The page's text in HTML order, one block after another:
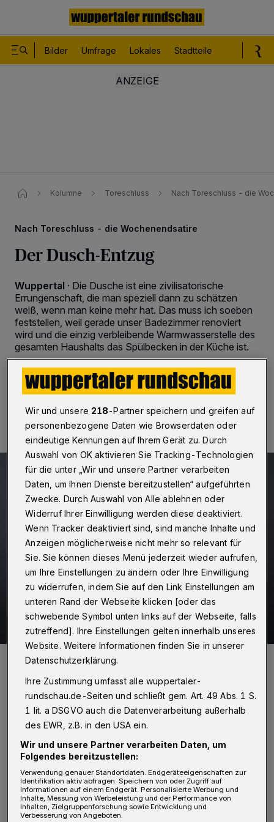
Bilder Umfrage Lokales Stadtteile
Kolumne Toreschluss Nach Toreschluss - die
Nach Toreschluss - die Wochenendsatire
Der Dusch-Entzug
Wuppertal · Die Dusche ist eine zivilisatorische
Errungenschaft, die man speziell dann zu schätzen
weiß, wenn man keine mehr hat. Das muss ich soeben
feststellen, weil gerade unser Badezimmer renoviert
wird und die einzig verbleibende Warmwasserstelle des
gesamten Haushalts das Spülbecken in der Küche ist.
21.03.2021 , 08:00 Uhr 2 Minuten Lesezeit
Roderich Trapp.
Von Roderich Trapp
D as ist schon insofern fatal, weil mir
unter der Dusche immer die besten
Wir und unsere 218-Partner speichern und greifen auf
personenbezogene Daten wie Browserdaten oder
eindeutige Kennungen auf Ihrem Gerät zu. Durch
Auswahl von OK aktivieren Sie Tracking-Technologien
für die unter „Wir und unsere Partner verarbeiten
Daten, um Ihnen Dienste bereitzustellen“ aufgeführten
Zwecke. Durch Auswahl von Alle ablehnen oder
Widerruf Ihrer Einwilligung werden diese deaktiviert.
Wenn Tracker deaktiviert sind, sind manche Inhalte und
Anzeigen möglicherweise nicht mehr so relevant für
Sie. Sie können dieses Menü jederzeit wieder aufrufen,
um Ihre Einstellungen zu ändern oder Ihre Einwilligung
zu widerrufen, indem Sie auf den Link Einstellungen am
unteren Rand der Webseite klicken [oder das
schwebende Symbol unten links auf der Webseite, falls
zutreffend]. Ihre Einstellungen gelten innerhalb unseres
Website. Weitere Informationen finden Sie in unserer
Datenschutzerklärung.
Ihre Zustimmung umfasst alle wuppertaler-
rundschau.de-Seiten und schließt gem. Art. 49 Abs. 1 S.
1 lit. a DSGVO auch die Datenverarbeitung außerhalb
des EWR, z.B. in den USA ein.
Wir und unsere Partner verarbeiten Daten, um
Folgendes bereitzustellen:
Verwendung genauer Standortdaten. Endgeräteeigenschaften zur
Identifikation aktiv abfragen. Speichern von oder Zugriff auf
Informationen auf einem Endgerät. Personalisierte Werbung und
Inhalte, Messung von Werbeleistung und der Performance von
Inhalten, Zielgruppenforschung sowie Entwicklung und
Verbesserung von Angeboten.